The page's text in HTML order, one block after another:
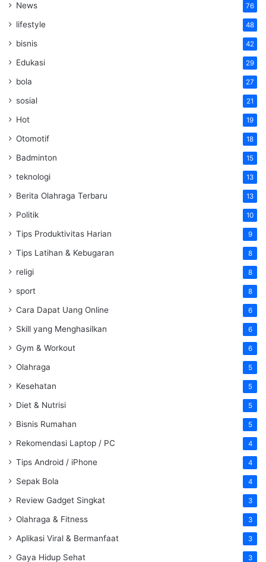
News 76
lifestyle 48
bisnis 42
Edukasi 29
bola 27
sosial 21
Hot 19
Otomotif 18
Badminton 15
teknologi 13
Berita Olahraga Terbaru 13
Politik 10
Tips Produktivitas Harian 9
Tips Latihan & Kebugaran 8
religi 8
sport 8
Cara Dapat Uang Online 6
Skill yang Menghasilkan 6
Gym & Workout 6
Olahraga 5
Kesehatan 5
Diet & Nutrisi 5
Bisnis Rumahan 5
Rekomendasi Laptop / PC 4
Tips Android / iPhone 4
Sepak Bola 4
Review Gadget Singkat 3
Olahraga & Fitness 3
Aplikasi Viral & Bermanfaat 3
Gaya Hidup Sehat 3